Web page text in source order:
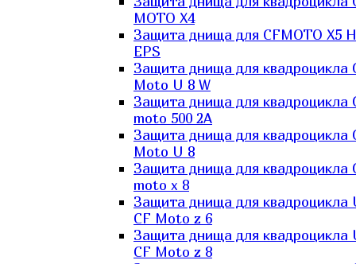
MOTO X4
Защита днища для CFMOTO X5
EPS
Защита днища для квадроцикла
Moto U 8 W
Защита днища для квадроцикла
moto 500 2A
Защита днища для квадроцикла
Moto U 8
Защита днища для квадроцикла
moto x 8
Защита днища для квадроцикла
CF Moto z 6
Защита днища для квадроцикла
CF Moto z 8